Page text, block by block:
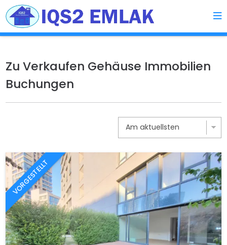
Zu Verkaufen Gehäuse Immobilien
Buchungen
VORGESTELLT